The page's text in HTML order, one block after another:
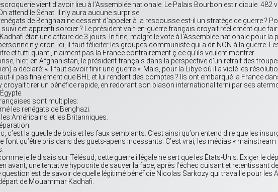
vient d’avoir lieu à l’Assemblée nationale. Le Palais Bourbon est ridicule. 482
attend le Sénat. Il n’y aura aucune surprise.
de Benghazi ne cessent d’appeler à la rescousse est-il un stratège de guerre ?
suivi cet apprenti sorcier ? Le président va-t-en-guerre français croyait réellement que
était une affaire de 3 jours. In fine, malgré le vote à l’Assemblée nationale pour la
n’y croit. ici, il faut féliciter les groupes communiste qui a dit NON à la guerre.
et tutti quanti, n’aiment pas la France contrairement ç ce qu’ils veulent montrer…
hier, en Afghanistan, le président français dans la perspective d’un retrait des
a déclaré: « Il faut savoir finir une guerre ». Mais, pour la Libye où il a violé les
il pas finalement que BHL et lui rendent des comptes ? Ils ont embarqué la France
croyait tirer un bénéfice rapide, en redorant son blason international terni par ses
sont multiples:
les renégats de Benghazi.
Américains et les Britanniques.
c’est la gueule de bois et les faux semblants. C’est ainsi qu’on entend dire que les
font qu’être pris dans des guets-apens incessants. C’est vrai, les médias « mainstream
je le disais sur Télésud, cette guerre illégale ne sert que les États-Unis. Exiger le
avant, une tentative hypocrite de sauver la face, après l’échec cuisant et retentissant
question est de savoir de quelle légitimé bénéficie Nicolas Sarkozy qui travaille pour les
de Mouammar Kadhafi.